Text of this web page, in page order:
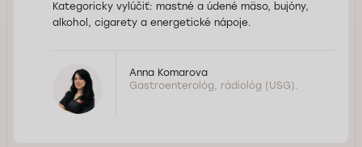
Kategoricky vylúčiť: mastné a údené mäso, bujóny,
alkohol, cigarety a energetické nápoje.
Anna Komarova
Gastroenterológ, rádiológ (USG).